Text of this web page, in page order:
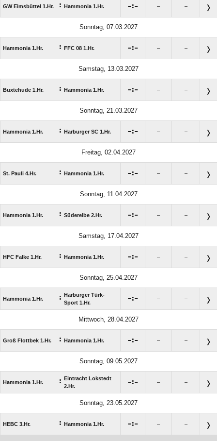
GW Eimsbüttel 1.Hr. : Hammonia 1.Hr. : – –
Sonntag, 07.03.2027
Hammonia 1.Hr. : FFC 08 1.Hr. : – –
Samstag, 13.03.2027
Buxtehude 1.Hr. : Hammonia 1.Hr. : – –
Sonntag, 21.03.2027
Hammonia 1.Hr. : Harburger SC 1.Hr. : – –
Freitag, 02.04.2027
St. Pauli 4.Hr. : Hammonia 1.Hr. : – –
Sonntag, 11.04.2027
Hammonia 1.Hr. : Süderelbe 2.Hr. : – –
Samstag, 17.04.2027
HFC Falke 1.Hr. : Hammonia 1.Hr. : – –
Sonntag, 25.04.2027
Hammonia 1.Hr. : Harburger Türk-
Sport 1.Hr.
: – –
Mittwoch, 28.04.2027
Groß Flottbek 1.Hr. : Hammonia 1.Hr. : – –
Sonntag, 09.05.2027
Hammonia 1.Hr. : Eintracht Lokstedt
2.Hr.
: – –
Sonntag, 23.05.2027
HEBC 3.Hr. : Hammonia 1.Hr. : – –